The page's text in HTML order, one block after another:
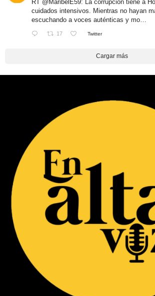
RT @MaribelE59: La corrupción tiene a
cuidados intensivos. Mientras no hayan
escuchando a voces auténticas y mo…
17 Twitter
Cargar más